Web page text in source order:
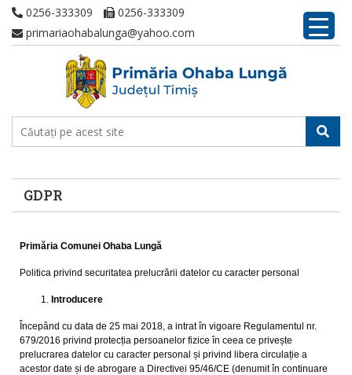
0256-333309
0256-333309
primariaohabalunga@yahoo.com
GDPR
Primăria Comunei Ohaba Lungă
Politica privind securitatea prelucrării datelor cu caracter personal
Introducere
Începând cu data de 25 mai 2018, a intrat în vigoare Regulamentul nr.
679/2016 privind protecția persoanelor fizice în ceea ce privește
prelucrarea datelor cu caracter personal și privind libera circulație a
acestor date și de abrogare a Directivei 95/46/CE (denumit în continuare